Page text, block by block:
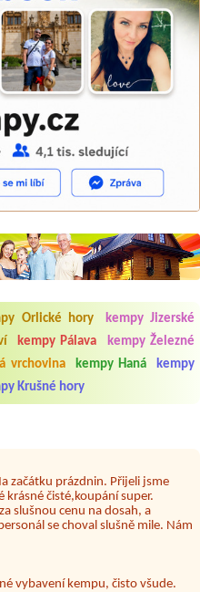
Orlické hory
kempy Jizerské
kempy Pálava
kempy Železné
vrchovina kempy Haná
kempy
Krušné hory
Kemp jako takový je pěkný.
papír i utěrky, což při
V kempu je obchod a
nás ale velice zklamalo byl
bezohlednost ostatních
rámus jsme ještě nezažili...
začátku prázdnin. Přijeli jsme
krásné čisté,koupání super.
slušnou cenu na dosah, a
se choval slušně mile. Nám
vybavení kempu, čisto všude.